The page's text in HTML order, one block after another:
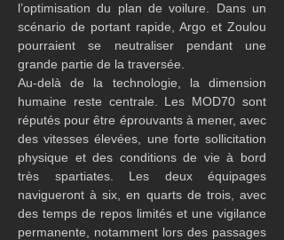
l’optimisation du plan de voilure. Dans un
scénario de portant rapide, Argo et Zoulou
pourraient se neutraliser pendant une
grande partie de la traversée.
Au-delà de la technologie, la dimension
humaine reste centrale. Les MOD70 sont
réputés pour être éprouvants à mener, avec
des vitesses élevées, une forte sollicitation
physique et des conditions de vie à bord
très spartiates. Les deux équipages
navigueront à six, en quarts de trois, avec
des temps de repos limités et une vigilance
permanente, notamment lors des passages